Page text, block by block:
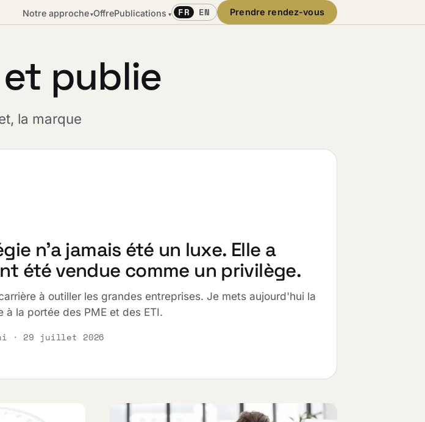
Notre approche ▾OffrePublications ▾ FR EN Prendre rendez-vous
publie
la marque
n'a jamais été un luxe. Elle a
été vendue comme un privilège.
à outiller les grandes entreprises. Je mets aujourd'hui la
à la portée des PME et des ETI.
· 29 juillet 2026